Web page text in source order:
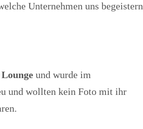
Unternehmen uns begeistern
und wurde im
und wollten kein Foto mit ihr